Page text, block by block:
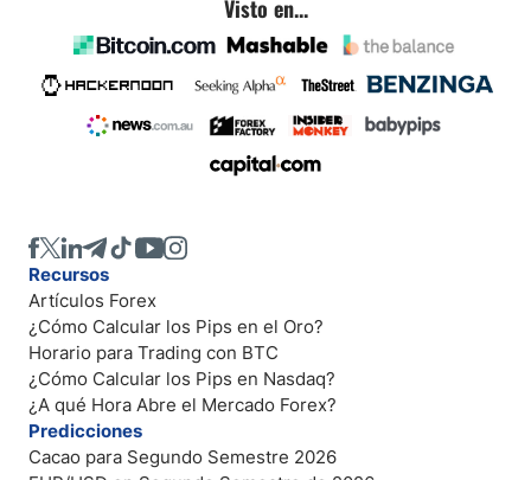
Visto en...
Recursos
Artículos Forex
¿Cómo Calcular los Pips en el Oro?
Horario para Trading con BTC
¿Cómo Calcular los Pips en Nasdaq?
¿A qué Hora Abre el Mercado Forex?
Predicciones
Cacao para Segundo Semestre 2026